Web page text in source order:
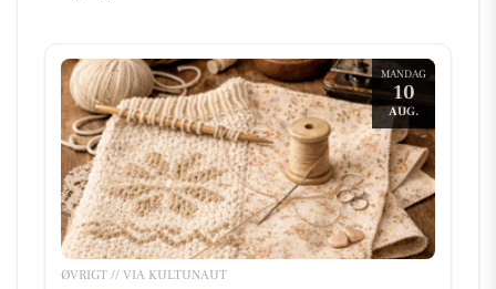
MANDAG
10
AUG.
ØVRIGT // VIA KULTUNAUT